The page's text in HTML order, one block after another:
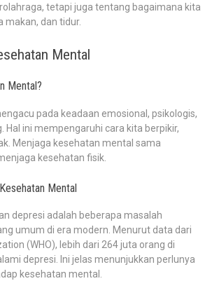
tetapi juga tentang bagaimana kita
makan, dan tidur.
Mental
Mental?
pada keadaan emosional, psikologis,
Hal ini mempengaruhi cara kita berpikir,
Menjaga kesehatan mental sama
kesehatan fisik.
Mental
depresi adalah beberapa masalah
umum di era modern. Menurut data dari
(WHO), lebih dari 264 juta orang di
depresi. Ini jelas menunjukkan perlunya
kesehatan mental.